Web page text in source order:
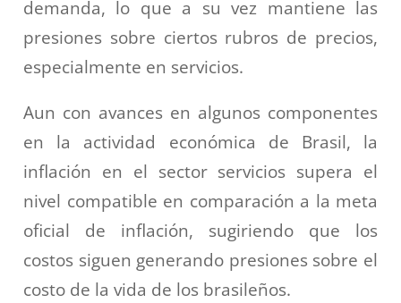
demanda, lo que a su vez mantiene las
presiones sobre ciertos rubros de precios,
especialmente en servicios.
Aun con avances en algunos componentes
en la actividad económica de Brasil, la
inflación en el sector servicios supera el
nivel compatible en comparación a la meta
oficial de inflación, sugiriendo que los
costos siguen generando presiones sobre el
costo de la vida de los brasileños.